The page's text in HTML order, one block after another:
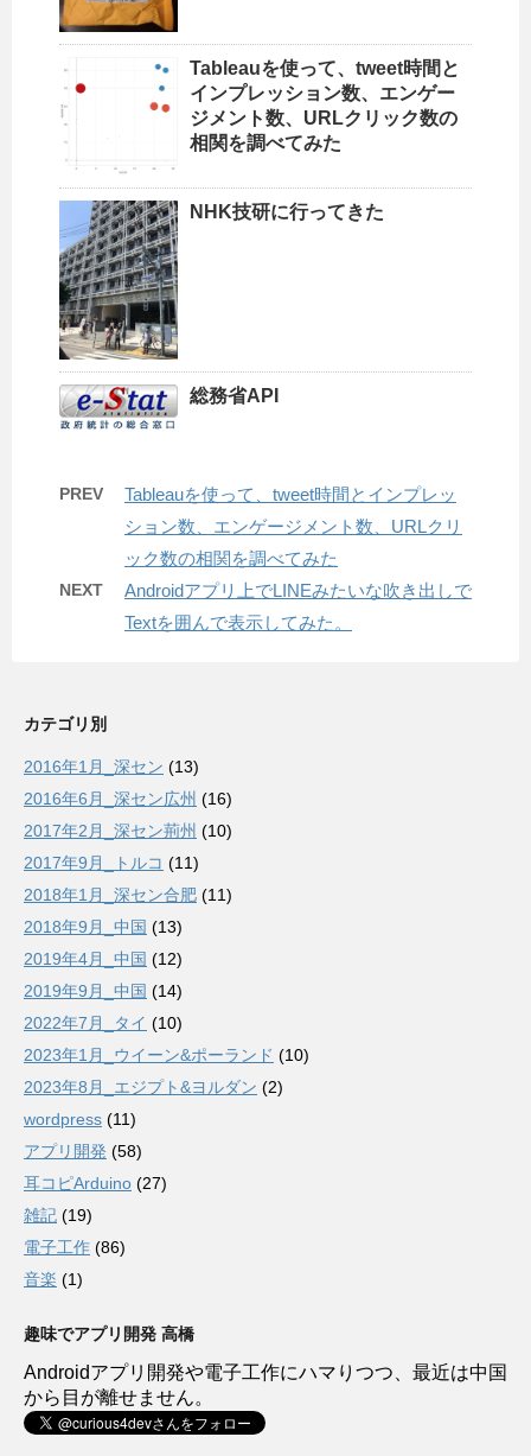
Tableauを使って、tweet時間と
インプレッション数、エンゲー
ジメント数、URLクリック数の
相関を調べてみた
NHK技研に行ってきた
総務省API
PREV
Tableauを使って、tweet時間とインプレッ
ション数、エンゲージメント数、URLクリ
ック数の相関を調べてみた
NEXT
Androidアプリ上でLINEみたいな吹き出しで
Textを囲んで表示してみた。
カテゴリ別
2016年1月_深セン (13)
2016年6月_深セン広州 (16)
2017年2月_深セン荊州 (10)
2017年9月_トルコ (11)
2018年1月_深セン合肥 (11)
2018年9月_中国 (13)
2019年4月_中国 (12)
2019年9月_中国 (14)
2022年7月_タイ (10)
2023年1月_ウイーン&ポーランド (10)
2023年8月_エジプト&ヨルダン (2)
wordpress (11)
アプリ開発 (58)
耳コピArduino (27)
雑記 (19)
電子工作 (86)
音楽 (1)
趣味でアプリ開発 高橋
Androidアプリ開発や電子工作にハマりつつ、最近は中国
から目が離せません。